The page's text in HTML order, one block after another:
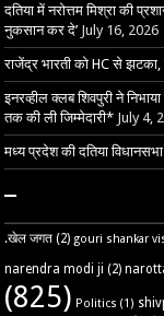
दतिया में नरोत्तम मिश्रा की
नुकसान कर दे’ July 16, 2026
राजेंद्र भारती को HC से
इनरव्हील क्लब शिवपुरी ने
तक की ली जिम्मेदारी* July 4,
मध्य प्रदेश की दतिया
–
.खेल जगत (2) gouri shankar
narendra modi ji (2)
(825) Politics (1)